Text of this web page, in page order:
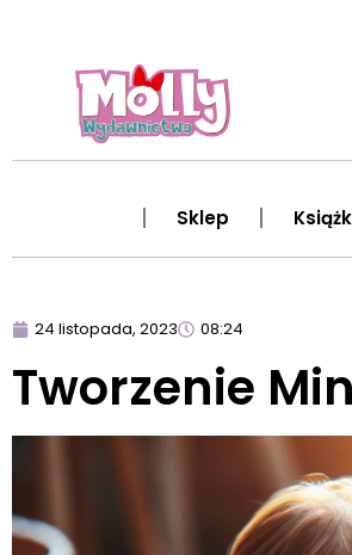
Sklep
24 listopada, 2023 08:24
Tworzenie